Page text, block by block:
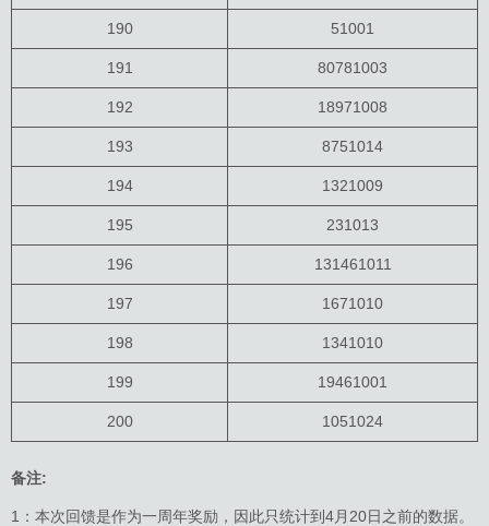
190 51001
191 80781003
192 18971008
193 8751014
194 1321009
195 231013
196 131461011
197 1671010
198 1341010
199 19461001
200 1051024
备注:
1：本次回馈是作为一周年奖励，因此只统计到4月20日之前的数据。